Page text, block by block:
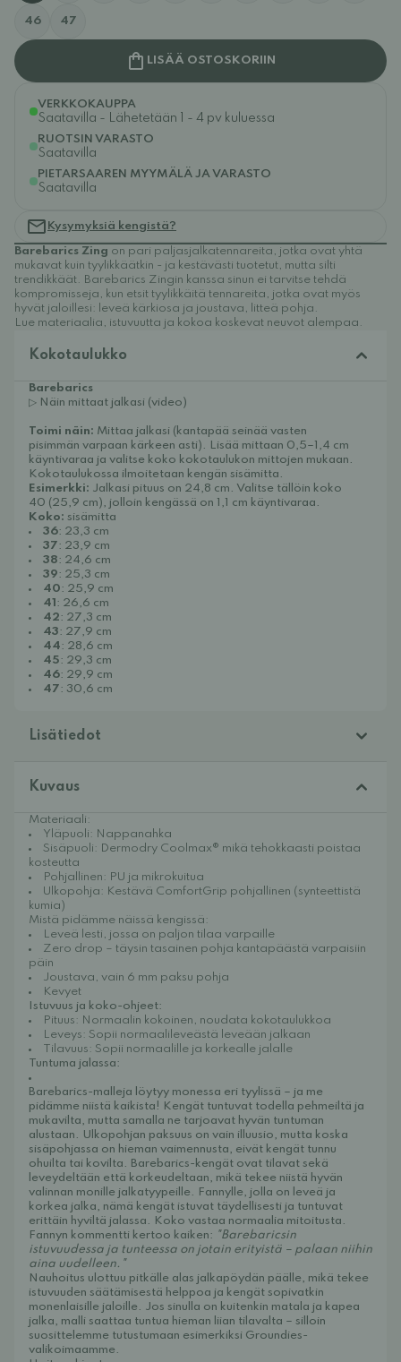
46 47
LISÄÄ OSTOSKORIIN
VERKKOKAUPPA
Saatavilla - Lähetetään 1 - 4 pv kuluessa
RUOTSIN VARASTO
Saatavilla
PIETARSAAREN MYYMÄLÄ JA VARASTO
Saatavilla
Kysymyksiä kengistä?
Barebarics Zing on pari paljasjalkatennareita, jotka ovat yhtä
mukavat kuin tyylikkäätkin - ja kestävästi tuotetut, mutta silti
trendikkäät. Barebarics Zingin kanssa sinun ei tarvitse tehdä
kompromisseja, kun etsit tyylikkäitä tennareita, jotka ovat myös
hyvät jaloillesi: leveä kärkiosa ja joustava, litteä pohja.
Lue materiaalia, istuvuutta ja kokoa koskevat neuvot alempaa.
Kokotaulukko
Barebarics
▷ Näin mittaat jalkasi (video)
Toimi näin: Mittaa jalkasi (kantapää seinää vasten
pisimmän varpaan kärkeen asti). Lisää mittaan 0,5–1,4 cm
käyntivaraa ja valitse koko kokotaulukon mittojen mukaan.
Kokotaulukossa ilmoitetaan kengän sisämitta.
Esimerkki: Jalkasi pituus on 24,8 cm. Valitse tällöin koko
40 (25,9 cm), jolloin kengässä on 1,1 cm käyntivaraa.
Koko: sisämitta
36: 23,3 cm
37: 23,9 cm
38: 24,6 cm
39: 25,3 cm
40: 25,9 cm
41 : 26,6 cm
42: 27,3 cm
43: 27,9 cm
44: 28,6 cm
45: 29,3 cm
46: 29,9 cm
47: 30,6 cm
Lisätiedot
Kuvaus
Materiaali:
Yläpuoli: Nappanahka
Sisäpuoli: Dermodry Coolmax® mikä tehokkaasti poistaa
kosteutta
Pohjallinen: PU ja mikrokuitua
Ulkopohja: Kestävä ComfortGrip pohjallinen (synteettistä
kumia)
Mistä pidämme näissä kengissä:
Leveä lesti, jossa on paljon tilaa varpaille
Zero drop – täysin tasainen pohja kantapäästä varpaisiin
päin
Joustava, vain 6 mm paksu pohja
Kevyet
Istuvuus ja koko-ohjeet:
Pituus: Normaalin kokoinen, noudata kokotaulukkoa
Leveys: Sopii normaalileveästä leveään jalkaan
Tilavuus: Sopii normaalille ja korkealle jalalle
Tuntuma jalassa:
Barebarics-malleja löytyy monessa eri tyylissä – ja me
pidämme niistä kaikista! Kengät tuntuvat todella pehmeiltä ja
mukavilta, mutta samalla ne tarjoavat hyvän tuntuman
alustaan. Ulkopohjan paksuus on vain illuusio, mutta koska
sisäpohjassa on hieman vaimennusta, eivät kengät tunnu
ohuilta tai kovilta. Barebarics-kengät ovat tilavat sekä
leveydeltään että korkeudeltaan, mikä tekee niistä hyvän
valinnan monille jalkatyypeille. Fannylle, jolla on leveä ja
korkea jalka, nämä kengät istuvat täydellisesti ja tuntuvat
erittäin hyviltä jalassa. Koko vastaa normaalia mitoitusta.
Fannyn kommentti kertoo kaiken: "Barebaricsin
istuvuudessa ja tunteessa on jotain erityistä – palaan niihin
aina uudelleen."
Nauhoitus ulottuu pitkälle alas jalkapöydän päälle, mikä tekee
istuvuuden säätämisestä helppoa ja kengät sopivatkin
monenlaisille jaloille. Jos sinulla on kuitenkin matala ja kapea
jalka, malli saattaa tuntua hieman liian tilavalta – silloin
suosittelemme tutustumaan esimerkiksi Groundies-
valikoimaamme.